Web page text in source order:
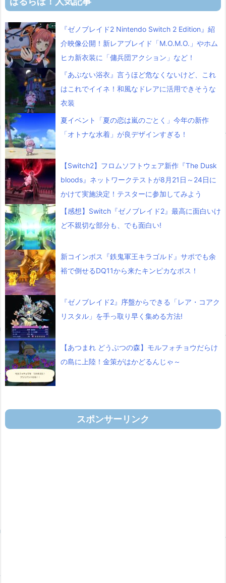
『ゼノブレイド2 Nintendo Switch 2 Edition』紹
介映像公開！新レアブレイド「M.O.M.O.」やホム
ヒカ新衣装に「傭兵団アクション」など！
『あぶない浴衣』言うほど危なくないけど、これ
はこれでイイネ！和風なドレアに活用できそうな
衣装
夏イベント「夏の恋は嵐のごとく」今年の新作
「オトナな水着」が良デザインすぎる！
【Switch2】フロムソフトウェア新作『The Dusk
bloods』ネットワークテストが8月21日～24日に
かけて実施決定！テスターに参加してみよう
【感想】Switch『ゼノブレイド2』最高に面白いけ
ど不親切な部分も、でも面白い!
新コインボス『鉄鬼軍王キラゴルド』サポでも余
裕で倒せるDQ11から来たキンピカなボス！
『ゼノブレイド2』序盤からできる「レア・コアク
リスタル」を手っ取り早く集める方法!
【あつまれ どうぶつの森】モルフォチョウだらけ
の島に上陸！金策がはかどるんじゃ～
スポンサーリンク